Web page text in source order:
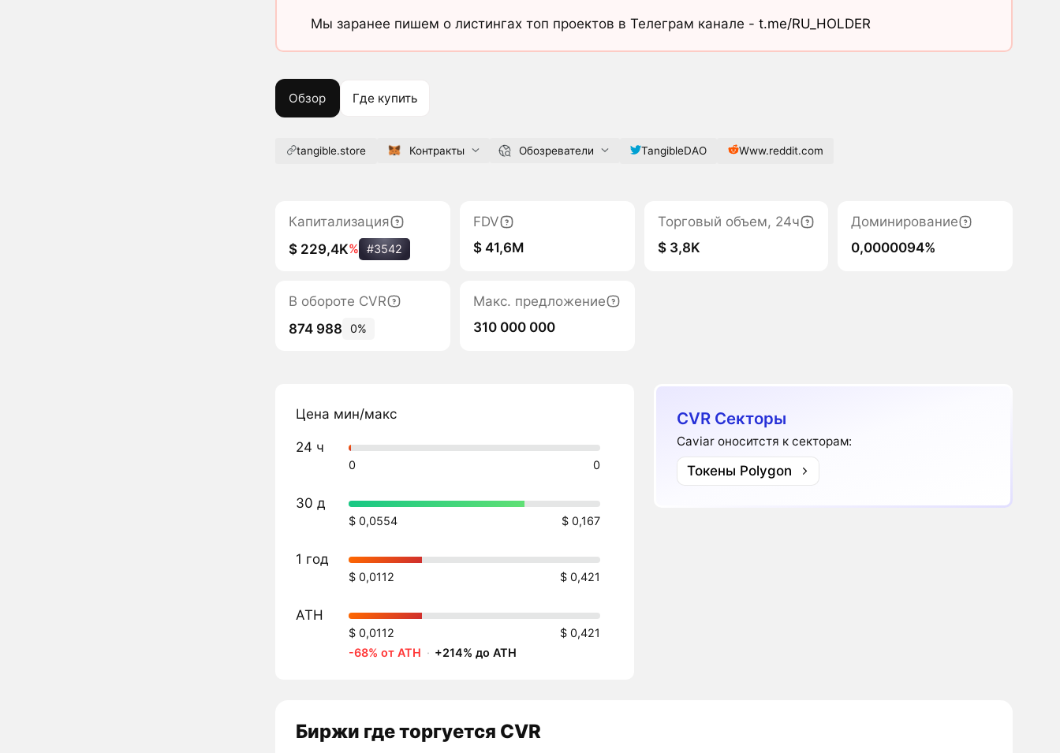
Мы заранее пишем о листингах топ проектов в Телеграм канале - t.me/RU_HOLDER
Обзор Где купить
tangible.store Контракты Обозреватели TangibleDAO Www.reddit.com
Капитализация
$ 229,4K% #3542
FDV
$ 41,6M
Торговый объем, 24ч
$ 3,8K
Доминирование
0,0000094%
В обороте CVR
874 988
0%
Макс. предложение
310 000 000
Цена мин/макс
24 ч
0 0
30 д
$ 0,0554 $ 0,167
1 год
$ 0,0112 $ 0,421
ATH
$ 0,0112
$ 0,421
-68% от ATH · +214% до ATH
CVR Секторы
Caviar оноситстя к секторам:
Токены Polygon
Биржи где торгуется CVR